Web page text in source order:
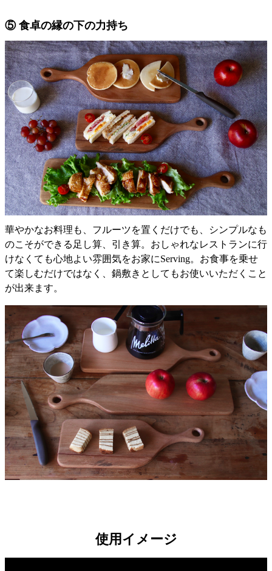
⑤ 食卓の縁の下の力持ち
華やかなお料理も、フルーツを置くだけでも、シンプルなも
のこそができる足し算、引き算。おしゃれなレストランに行
けなくても心地よい雰囲気をお家にServing。お食事を乗せ
て楽しむだけではなく、鍋敷きとしてもお使いいただくこと
が出来ます。
使用イメージ